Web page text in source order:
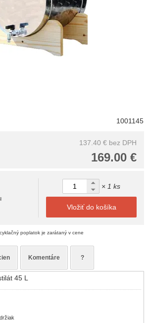
1001145
137.40 € bez DPH
169.00 €
× 1 ks
Vložiť do košíka
poplatok je zarátaný v cene
Komentáre ?
45 L